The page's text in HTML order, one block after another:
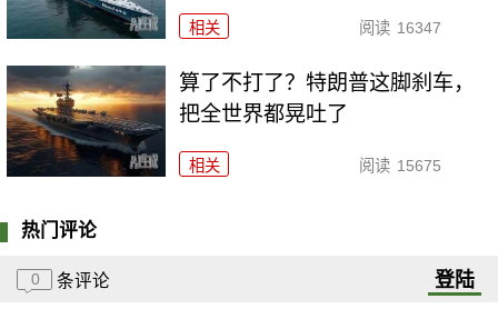
相关 阅读 16347
算了不打了？特朗普这脚刹车，
把全世界都晃吐了
相关 阅读 15675
热门评论
0 条评论 登陆